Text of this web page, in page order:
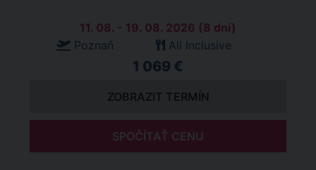
11. 08. - 19. 08. 2026 (8 dní)
Poznaň
All Inclusive
1 069 €
ZOBRAZIT TERMÍN
SPOČÍTAŤ CENU